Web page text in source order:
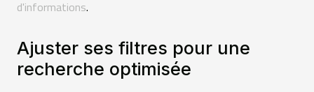
d'informations.
Ajuster ses filtres pour une
recherche optimisée